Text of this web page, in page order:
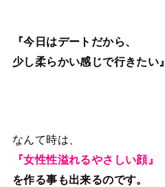
『今日はデートだから、
少し柔らかい感じで行きたい』
なんて時は、
『女性性溢れるやさしい顔』
を作る事も出来るのです。